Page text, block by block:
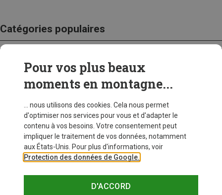
Catégories populaires
CRAMPONS
Pour vos plus beaux
moments en montagne...
... nous utilisons des cookies. Cela nous permet
d'optimiser nos services pour vous et d'adapter le
contenu à vos besoins. Votre consentement peut
impliquer le traitement de vos données, notamment
aux États-Unis. Pour plus d'informations, voir
Protection des données de Google.
D'ACCORD